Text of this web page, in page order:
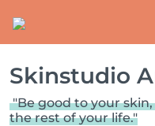
Skinstudio
"Be good to your
the rest of your life."